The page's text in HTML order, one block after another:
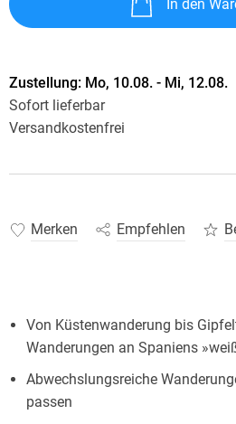
In den
Zustellung: Mo, 10.08. - Mi, 12.08.
Sofort lieferbar
Versandkostenfrei
Merken Empfehlen
Von Küstenwanderung bis
Wanderungen an Spaniens
Abwechslungsreiche
passen